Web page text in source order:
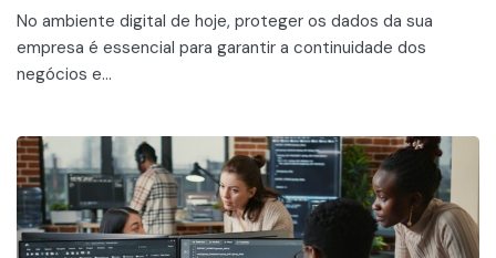
No ambiente digital de hoje, proteger os dados da sua
empresa é essencial para garantir a continuidade dos
negócios e...